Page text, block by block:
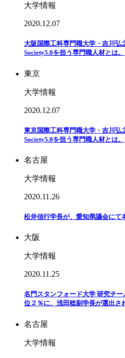
大学情報
2020.12.07
大阪国際工科専門職大学・吉川弘
Society5.0を担う専門職人材とは。
東京
大学情報
2020.12.07
東京国際工科専門職大学・吉川弘
Society5.0を担う専門職人材とは。
名古屋
大学情報
2020.11.26
松井信行学長が、愛知県議会にて
大阪
大学情報
2020.11.25
名門スタンフォード大学 研究チ
位２％に、浅田稔副学長が選出さ
名古屋
大学情報